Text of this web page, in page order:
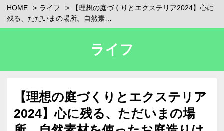
HOME ライフ
【理想の庭づくりとエクステリア2024】心に
残る、ただいまの場所。自然素…
ライフ
【理想の庭づくりとエクステリア
2024】心に残る、ただいまの場